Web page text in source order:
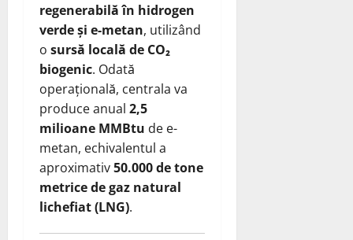
regenerabilă în hidrogen
verde și e-metan, utilizând
o sursă locală de CO₂
biogenic. Odată
operațională, centrala va
produce anual 2,5
milioane MMBtu de e-
metan, echivalentul a
aproximativ50.000 de tone
metrice de gaz natural
lichefiat (LNG).